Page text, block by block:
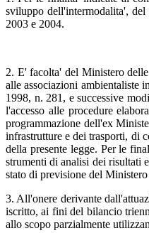
sviluppo dell'intermodalita',
2003 e 2004.
2. E' facolta' del Ministero
alle associazioni ambientaliste
1998, n. 281, e successive
l'accesso alle procedure
programmazione dell'ex
infrastrutture e dei trasporti, di
della presente legge. Per le
strumenti di analisi dei risultati
stato di previsione del
3. All'onere derivante
iscritto, ai fini del bilancio
allo scopo parzialmente